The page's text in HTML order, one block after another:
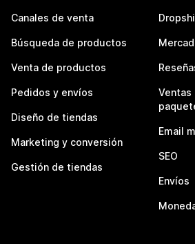
Canales de venta
Búsqueda de productos
Venta de productos
Pedidos y envíos
Diseño de tiendas
Marketing y conversión
Gestión de tiendas
Ventas
Email
SEO
Envíos